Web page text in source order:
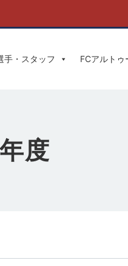
手・スタッフ FCアルト
度